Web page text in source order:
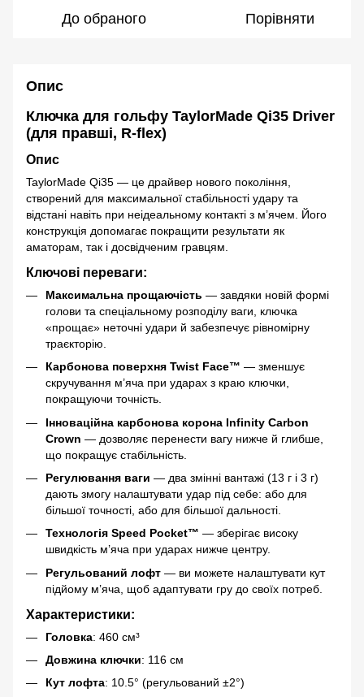
До обраного Порівняти
Опис
Ключка для гольфу TaylorMade Qi35 Driver
(для правші, R-flex)
Опис
TaylorMade Qi35 — це драйвер нового покоління,
створений для максимальної стабільності удару та
відстані навіть при неідеальному контакті з м’ячем. Його
конструкція допомагає покращити результати як
аматорам, так і досвідченим гравцям.
Ключові переваги:
Максимальна прощаючість — завдяки новій формі
голови та спеціальному розподілу ваги, ключка
«прощає» неточні удари й забезпечує рівномірну
траєкторію.
Карбонова поверхня Twist Face™ — зменшує
скручування м’яча при ударах з краю ключки,
покращуючи точність.
Інноваційна карбонова корона Infinity Carbon
Crown — дозволяє перенести вагу нижче й глибше,
що покращує стабільність.
Регулювання ваги — два змінні вантажі (13 г і 3 г)
дають змогу налаштувати удар під себе: або для
більшої точності, або для більшої дальності.
Технологія Speed Pocket™ — зберігає високу
швидкість м’яча при ударах нижче центру.
Регульований лофт — ви можете налаштувати кут
підйому м’яча, щоб адаптувати гру до своїх потреб.
Характеристики:
Головка: 460 см³
Довжина ключки: 116 см
Кут лофта: 10.5° (регульований ±2°)